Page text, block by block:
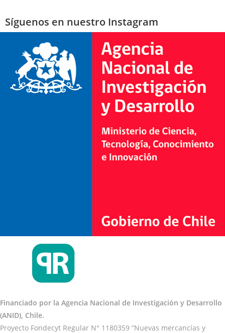
Síguenos en nuestro Instagram
Financiado por la Agencia Nacional de Investigación y Desarrollo
(ANID), Chile.
Proyecto Fondecyt Regular N° 1180359 “Nuevas mercancías y